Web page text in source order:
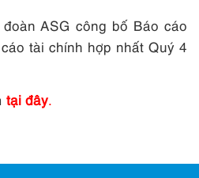
ASG công bố Báo cáo
tài chính hợp nhất Quý 4
tại đây.